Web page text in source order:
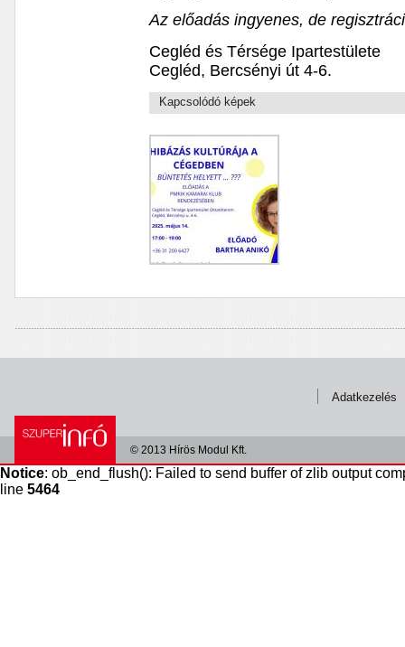
Az előadás ingyenes, de
Cegléd és Térsége Ipartestülete
Cegléd, Bercsényi út 4-6.
Kapcsolódó képek
Adatkezelés
© 2013 Hírös Modul Kft.
Notice: ob_end_flush(): Failed to send buffer of zlib output
line 5464